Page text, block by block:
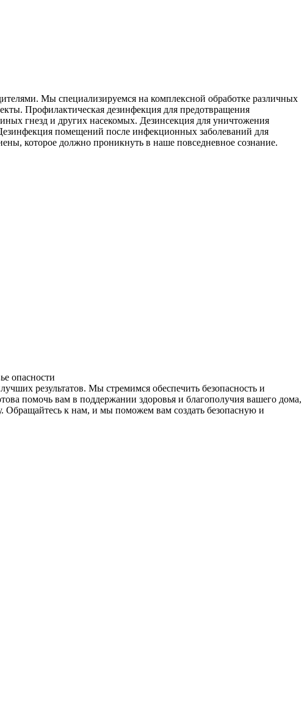
Мы специализируемся на комплексной обработке различных
Профилактическая дезинфекция для предотвращения
гнезд и других насекомых. Дезинсекция для уничтожения
помещений после инфекционных заболеваний для
которое должно проникнуть в наше повседневное сознание.
опасности
результатов. Мы стремимся обеспечить безопасность и
помочь вам в поддержании здоровья и благополучия вашего дома,
Обращайтесь к нам, и мы поможем вам создать безопасную и